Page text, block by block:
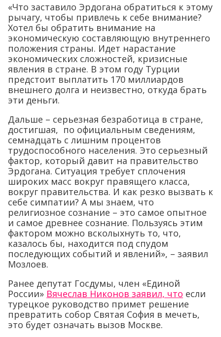
«Что заставило Эрдогана обратиться к этому
рычагу, чтобы привлечь к себе внимание?
Хотел бы обратить внимание на
экономическую составляющую внутреннего
положения страны. Идет нарастание
экономических сложностей, кризисные
явления в стране. В этом году Турции
предстоит выплатить 170 миллиардов
внешнего долга и неизвестно, откуда брать
эти деньги.
Дальше – серьезная безработица в стране,
достигшая, по официальным сведениям,
семнадцать с лишним процентов
трудоспособного населения. Это серьезный
фактор, который давит на правительство
Эрдогана. Ситуация требует сплочения
широких масс вокруг правящего класса,
вокруг правительства. И как резко вызвать к
себе симпатии? А мы знаем, что
религиозное сознание – это самое опытное
и самое древнее сознание. Пользуясь этим
фактором можно всколыхнуть то, что,
казалось бы, находится под спудом
последующих событий и явлений», – заявил
Мозлоев.
Ранее депутат Госдумы, член «Единой
России» Вячеслав Никонов заявил, что если
турецкое руководство примет решение
превратить собор Святая София в мечеть,
это будет означать вызов Москве.